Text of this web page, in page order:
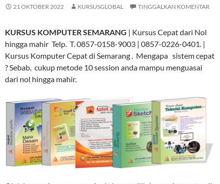
21 OKTOBER 2022 KURSUSGLOBAL TINGGALKAN KOMENTAR
KURSUS KOMPUTER SEMARANG | Kursus Cepat dari Nol
hingga mahir Telp. T. 0857-0158-9003 | 0857-0226-0401. |
Kursus Komputer Cepat di Semarang . Mengapa sistem cepat
?Sebab, cukup metode 10 session anda mampu menguasai
dari nol hingga mahir.